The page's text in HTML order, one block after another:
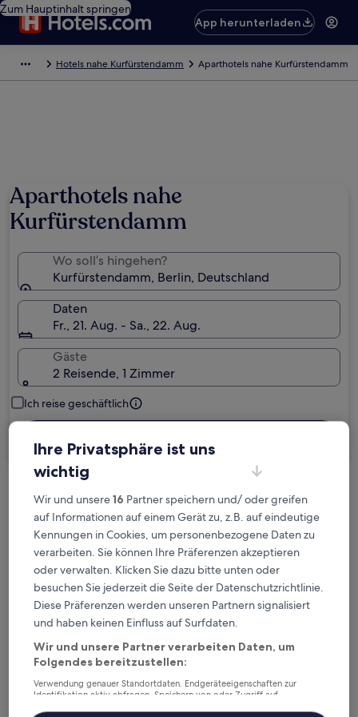
Zum Hauptinhalt springen
App herunterladen
Hotels nahe Kurfürstendamm Aparthotels nahe Kurfürstendamm
Aparthotels nahe
Kurfürstendamm
Wo soll’s hingehen?
Kurfürstendamm, Berlin, Deutschland
Daten
Fr., 21. Aug. - Sa., 22. Aug.
Gäste
2 Reisende, 1 Zimmer
Ich reise geschäftlich
Kostenlose Stornierung bei
Planänderungen
Verdiene Prämien für jede
wahrgenommene Übernachtung
Mehr sparen mit Preisen für Mitglieder
Überprüfe die Preise für diese Daten
Ihre Privatsphäre ist uns
wichtig
Wir und unsere16 Partner speichern und/ oder greifen
auf Informationen auf einem Gerät zu, z.B. auf eindeutige
Kennungen in Cookies, um personenbezogene Daten zu
verarbeiten. Sie können Ihre Präferenzen akzeptieren
oder verwalten. Klicken Sie dazu bitte unten oder
besuchen Sie jederzeit die Seite der Datenschutzrichtlinie.
Diese Präferenzen werden unseren Partnern signalisiert
und haben keinen Einfluss auf Surfdaten.
Wir und unsere Partner verarbeiten Daten, um
Folgendes bereitzustellen:
Verwendung genauer Standortdaten. Endgeräteeigenschaften zur
Identifikation aktiv abfragen. Speichern von oder Zugriff auf